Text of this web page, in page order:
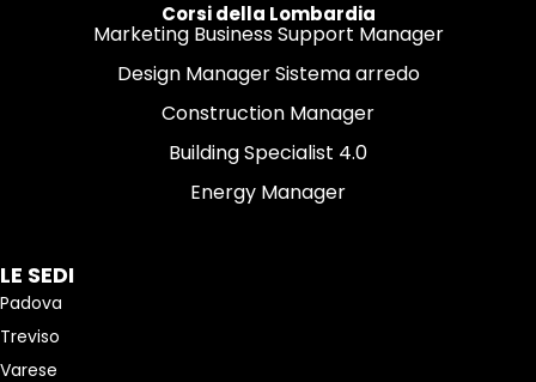
Corsi della Lombardia
Marketing Business Support Manager
Design Manager Sistema arredo
Construction Manager
Building Specialist 4.0
Energy Manager
LE SEDI
Padova
Treviso
Varese